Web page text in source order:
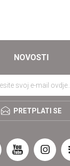
NOVOSTI
PRETPLATI SE